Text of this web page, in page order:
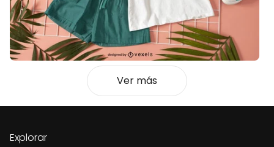
Ver más
Explorar